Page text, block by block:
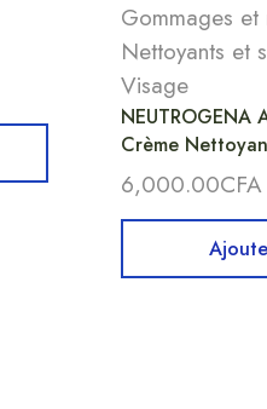
Gommages et
Nettoyants et
Visage
NEUTROGENA
Crème
6,000.00CFA